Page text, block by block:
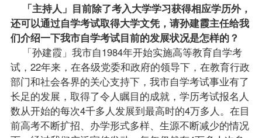
「主持人」目前除了考入大学学习获得相应学历外，
还可以通过自学考试取得大学文凭，请孙建霞主任给我
们介绍一下我市自学考试目前的发展状况是怎样的？
「孙建霞」我市自1984年开始实施高等教育自学考
试，22年来，在各级党委和政府的领导下，在教育行政
部门和社会各界的关心支持下，我市自学考试事业有了
长足的发展，取得了令人瞩目的成就，学历考试报名 人
数从开始的每次4千多人发展到最高时的4万多人。在目
前高考不断扩招、办学形式多样、生源不断减少的情况